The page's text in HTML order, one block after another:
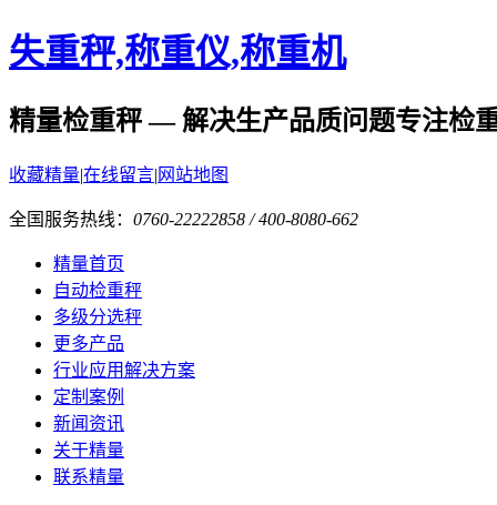
失重秤,称重仪,称重机
精量检重秤 — 解决生产品质问题专注检
收藏精量|在线留言| 网站地图
全国服务热线： 0760-22222858 / 400-8080-662
精量首页
自动检重秤
多级分选秤
更多产品
行业应用解决方案
定制案例
新闻资讯
关于精量
联系精量